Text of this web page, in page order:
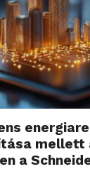
mellett
a